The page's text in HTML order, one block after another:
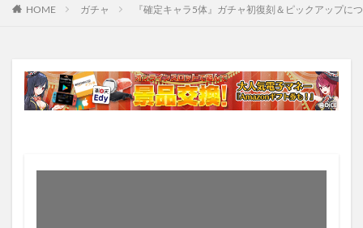
HOME ガチャ 『確定キャラ5体』ガチャ初復刻＆ピックアップ